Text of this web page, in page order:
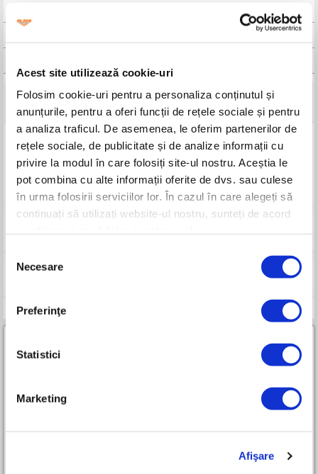
Acest site utilizează cookie-uri
Folosim cookie-uri pentru a personaliza conținutul și
anunțurile, pentru a oferi funcții de rețele sociale și pentru
a analiza traficul. De asemenea, le oferim partenerilor de
rețele sociale, de publicitate și de analize informații cu
privire la modul în care folosiți site-ul nostru. Aceștia le
pot combina cu alte informații oferite de dvs. sau culese
în urma folosirii serviciilor lor. În cazul în care alegeți să
continuați să utilizați website-ul nostru, sunteți de acord
consimțământului
Necesare
Preferinţe
Statistici
Marketing
Afişare
Detalii tehnice
Mărime
Flexibilitate
4/5
Imagini
Parteneri RURIS Premium All-in-One